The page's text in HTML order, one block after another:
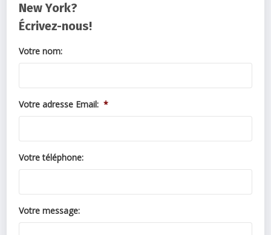
New York?
Écrivez-nous!
Votre nom:
Votre adresse Email: *
Votre téléphone:
Votre message: